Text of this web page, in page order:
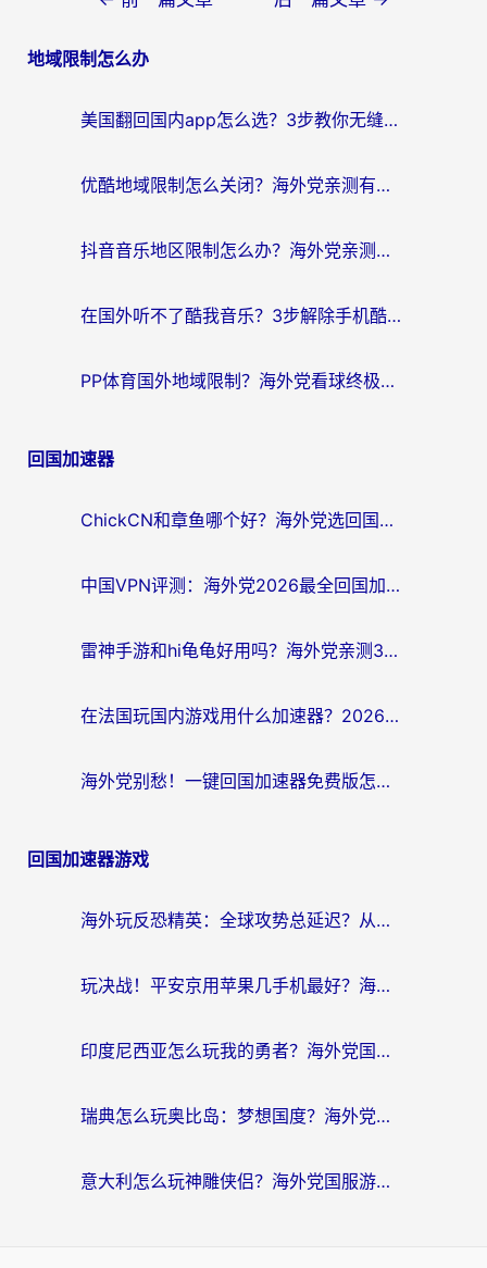
导
地域限制怎么办
美国翻回国内app怎么选？3步教你无缝刷剧、登12123、访问国内网站
优酷地域限制怎么关闭？海外党亲测有效的追剧加速器选择指南
抖音音乐地区限制怎么办？海外党亲测有效的听歌自由指南
在国外听不了酷我音乐？3步解除手机酷我音乐海外限制，附实测好用加速器
PP体育国外地域限制？海外党看球终极方案：从欧洲杯到奥运会，中文解说不卡顿！
回国加速器
ChickCN和章鱼哪个好？海外党选回国加速器的3个关键维度 + 实用避坑指南
中国VPN评测：海外党2026最全回国加速器选择指南，告别地区限制不踩坑
雷神手游和hi龟龟好用吗？海外党亲测3款回国加速器，教你选对国外到国内加速器
在法国玩国内游戏用什么加速器？2026实测解决延迟卡顿的实用指南
海外党别愁！一键回国加速器免费版怎么选？从踩坑到流畅访问的全攻略
回国加速器游戏
海外玩反恐精英：全球攻势总延迟？从瑞典玩神武4到外国玩黎明觉醒，选对加速器才是关键！
玩决战！平安京用苹果几手机最好？海外党必看的设备+加速器双攻略
印度尼西亚怎么玩我的勇者？海外党国服游戏加速避坑指南（附实况五行师解决方案）
瑞典怎么玩奥比岛：梦想国度？海外党亲测有效的国服游戏加速全攻略
意大利怎么玩神雕侠侣？海外党国服游戏加速终极指南（附欧洲玩王者王国保卫战4不卡技巧）